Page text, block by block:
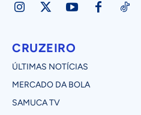
CRUZEIRO
ÚLTIMAS NOTÍCIAS
MERCADO DA BOLA
SAMUCA TV